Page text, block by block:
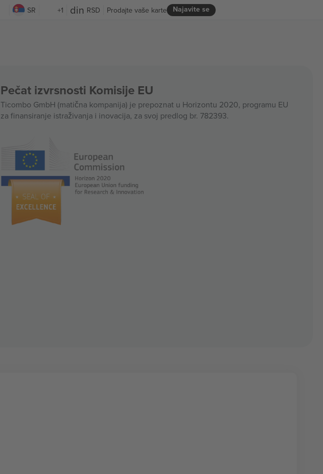
SR +1 RSD Najavite se
Prodajte vaše karte
Pečat izvrsnosti Komisije EU
Ticombo GmbH (matična kompanija) je prepoznat u Horizontu 2020, programu EU
za finansiranje istraživanja i inovacija, za svoj predlog br. 782393.